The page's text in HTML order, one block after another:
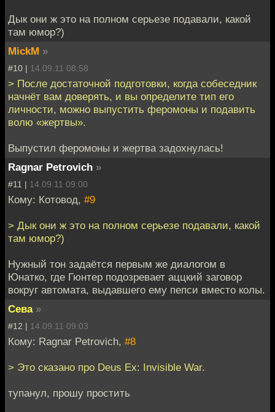
Дык они ж это на полном серьезе подавали, какой
там юмор?)
MickM »
#10 | 14.09.11 08:58
> После достаточной подготовки, когда собеседник
начнёт вам доверять, и вы определите тип его
личности, можно выпустить феромоны и подавить
волю «жертвы».
Выпустил феромоны и жертва задохнулась!
Ragnar Petrovich »
#11 | 14.09.11 09:00
Кому: Котовод, #9
> Дык они ж это на полном серьезе подавали, какой
там юмор?)
Нужный тон задаётся первым же диалогом в
Юнатко, где Гюнтер подозревает аццкий заговор
вокруг автомата, выдавшего ему пепси вместо колы.
Сева »
#12 | 14.09.11 09:03
Кому: Ragnar Petrovich, #8
> Это сказано про Deus Ex: Invisible War.
тупанул, прошу простить